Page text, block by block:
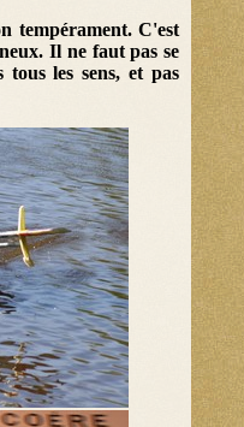
tempérament. C'est
Il ne faut pas se
les sens, et pas